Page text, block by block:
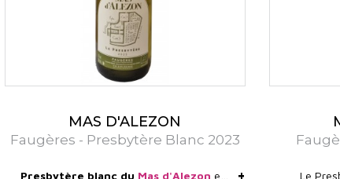
Languedoc. Ce terroir confère aux vins une
remarquable. Grâce à l’altitude des parcelles
naturelle, un élément clé pour l’équilibre et
Le Domaine de Clovallon, quant à lui, est niché
plus tempéré permet une maturation plus lente
MAS D'ALEZON
Faugères - Presbytère Blanc 2023
Presbytère blanc du Mas d'Alezon est
Le